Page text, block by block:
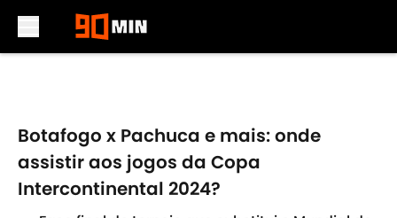
Botafogo x Pachuca e mais: onde
assistir aos jogos da Copa
Intercontinental 2024?